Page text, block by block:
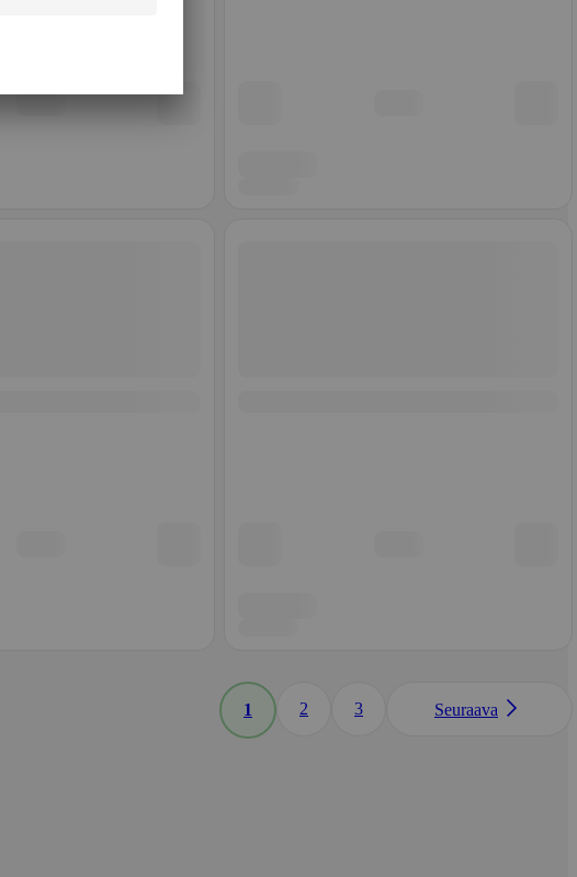
1 2 3 Seuraava